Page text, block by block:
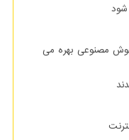
مصنوعی بهره می